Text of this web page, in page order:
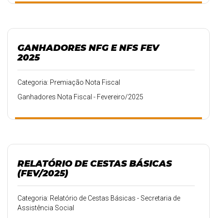
GANHADORES NFG E NFS FEV
2025
Categoria: Premiação Nota Fiscal
Ganhadores Nota Fiscal - Fevereiro/2025
RELATÓRIO DE CESTAS BÁSICAS
(FEV/2025)
Categoria: Relatório de Cestas Básicas - Secretaria de
Assistência Social